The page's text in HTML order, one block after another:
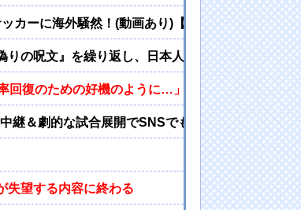
カーに海外騒然！(動画あり)【海外の反応】
りの呪文』を繰り返し、日本人をゾンビ化させて
回復のための好機のように…」 七尾旅人
継＆劇的な試合展開でSNSでも話題に
失望する内容に終わる